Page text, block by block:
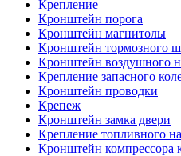
Крепление
Кронштейн порога
Кронштейн магнитолы
Кронштейн тормозного
Кронштейн воздушного
Крепление запасного
Кронштейн проводки
Крепеж
Кронштейн замка двери
Крепление топливного
Кронштейн компрессора